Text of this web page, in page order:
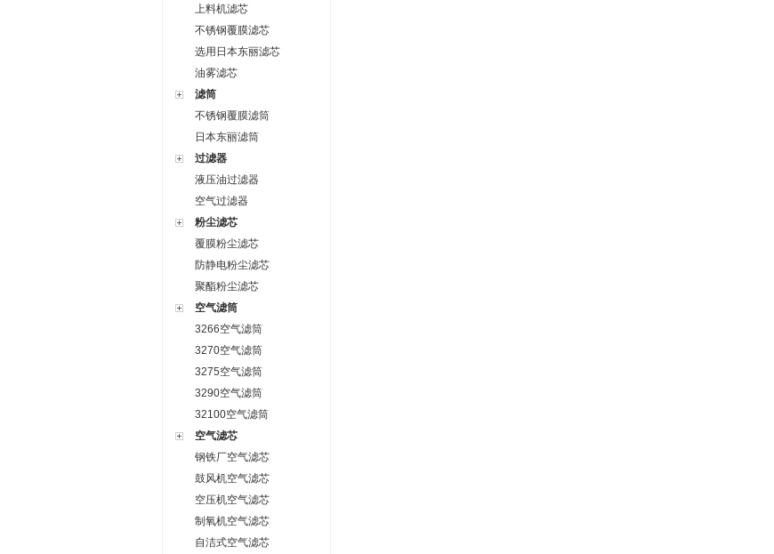
上料机滤芯
不锈钢覆膜滤芯
选用日本东丽滤芯
油雾滤芯
滤筒
不锈钢覆膜滤筒
日本东丽滤筒
过滤器
液压油过滤器
空气过滤器
粉尘滤芯
覆膜粉尘滤芯
防静电粉尘滤芯
聚酯粉尘滤芯
空气滤筒
3266空气滤筒
3270空气滤筒
3275空气滤筒
3290空气滤筒
32100空气滤筒
空气滤芯
钢铁厂空气滤芯
鼓风机空气滤芯
空压机空气滤芯
制氧机空气滤芯
自洁式空气滤芯